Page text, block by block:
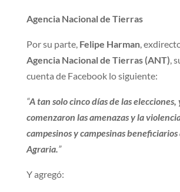
Agencia Nacional de Tierras
Por su parte, Felipe Harman,
Agencia Nacional de Tierras (ANT),
cuenta de Facebook lo siguiente:
“A tan solo cinco días de las elecciones,
comenzaron las amenazas y la
campesinos y campesinas
Agraria.”
Y agregó: